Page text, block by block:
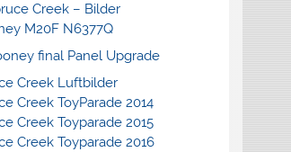
Creek – Bilder
M20F N6377Q
final Panel Upgrade
Creek Luftbilder
Creek ToyParade 2014
Creek Toyparade 2015
Creek Toyparade 2016